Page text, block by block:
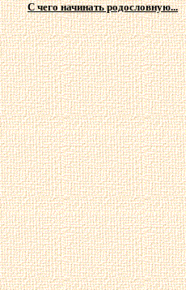
С чего начинать родословную...